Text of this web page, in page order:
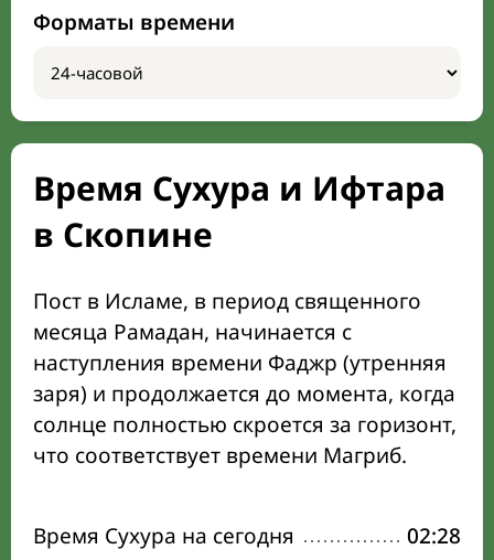
Форматы времени
Время Сухура и Ифтара
в Скопине
Пост в Исламе, в период священного
месяца Рамадан, начинается с
наступления времени Фаджр (утренняя
заря) и продолжается до момента, когда
солнце полностью скроется за горизонт,
что соответствует времени Магриб.
Время Сухура на сегодня 02:28